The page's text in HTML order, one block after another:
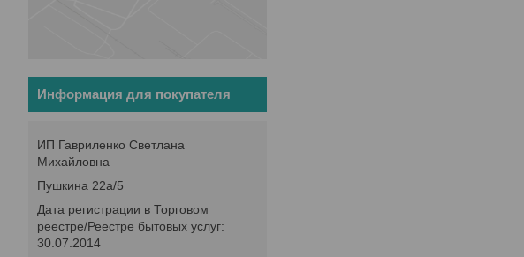
Информация для покупателя
ИП Гавриленко Светлана
Михайловна
Пушкина 22а/5
Дата регистрации в Торговом
реестре/Реестре бытовых услуг:
30.07.2014